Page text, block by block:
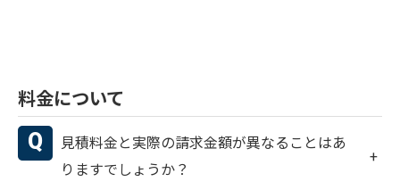
料金について
見積料金と実際の請求金額が異なることはあ
りますでしょうか？